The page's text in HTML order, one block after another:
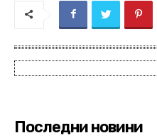
Последни новини